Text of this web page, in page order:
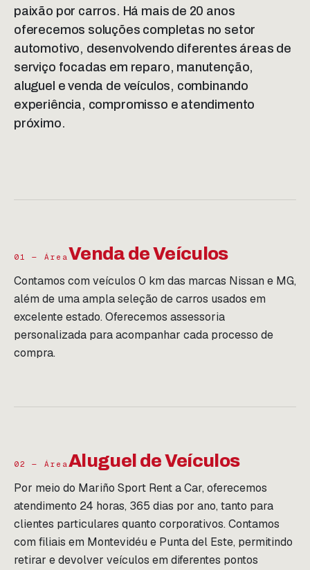
paixão por carros. Há mais de 20 anos
oferecemos soluções completas no setor
automotivo, desenvolvendo diferentes áreas de
serviço focadas em reparo, manutenção,
aluguel e venda de veículos, combinando
experiência, compromisso e atendimento
próximo.
01 — ÁreaVenda de Veículos
Contamos com veículos 0 km das marcas Nissan e MG,
além de uma ampla seleção de carros usados em
excelente estado. Oferecemos assessoria
personalizada para acompanhar cada processo de
compra.
02 — ÁreaAluguel de Veículos
Por meio do Mariño Sport Rent a Car, oferecemos
atendimento 24 horas, 365 dias por ano, tanto para
clientes particulares quanto corporativos. Contamos
com filiais em Montevidéu e Punta del Este, permitindo
retirar e devolver veículos em diferentes pontos